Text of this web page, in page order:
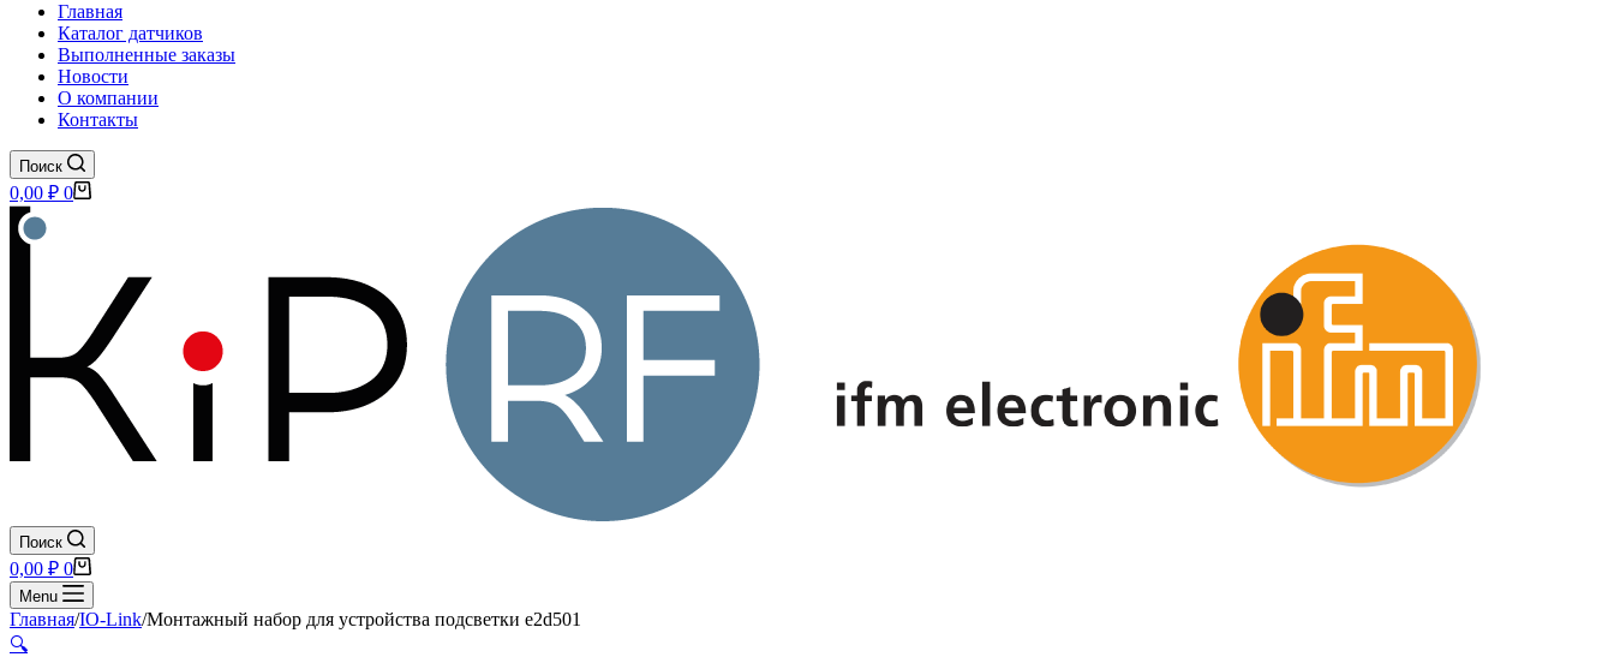
Главная
Каталог датчиков
Выполненные заказы
Новости
О компании
Контакты
Поиск
Корзина
0,00 ₽ 0
Поиск
Корзина
0,00 ₽ 0
Menu
Главная/IO-Link/Монтажный набор для устройства подсветки e2d501
🔍